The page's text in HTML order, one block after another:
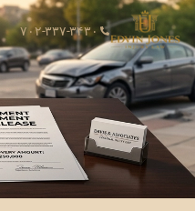
۷۰۲-۳۳۷-۳۴۳۰